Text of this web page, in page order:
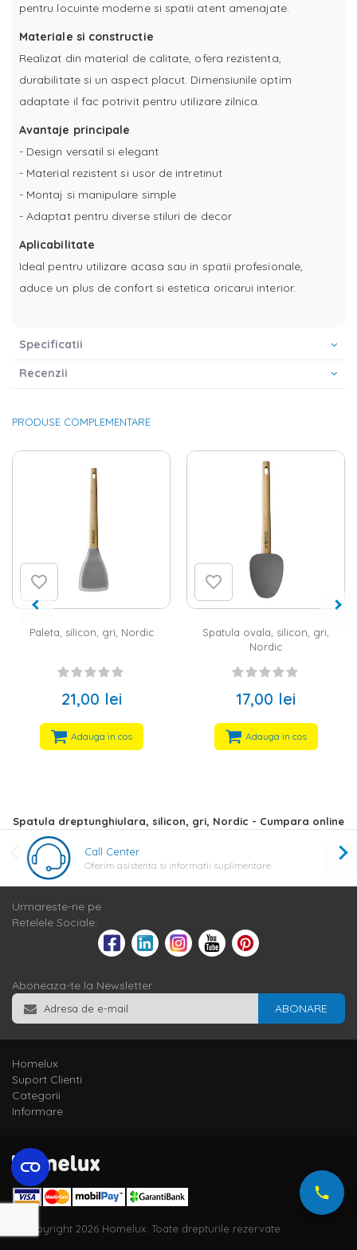
pentru locuinte moderne si spatii atent amenajate.
Materiale si constructie
Realizat din material de calitate, ofera rezistenta,
durabilitate si un aspect placut. Dimensiunile optim
adaptate il fac potrivit pentru utilizare zilnica.
Avantaje principale
- Design versatil si elegant
- Material rezistent si usor de intretinut
- Montaj si manipulare simple
- Adaptat pentru diverse stiluri de decor
Aplicabilitate
Ideal pentru utilizare acasa sau in spatii profesionale,
aduce un plus de confort si estetica oricarui interior.
Specificatii
Recenzii
PRODUSE COMPLEMENTARE
Paleta, silicon, gri, Nordic
21,00 lei
Adauga in cos
Spatula ovala, silicon, gri,
Nordic
17,00 lei
Adauga in cos
Spatula dreptunghiulara, silicon, gri, Nordic - Cumpara online
Call Center
Oferim asistenta si informatii suplimentare
Urmareste-ne pe
Retelele Sociale:
Aboneaza-te la Newsletter
ABONARE
Homelux
Suport Clienti
Categorii
Informare
© Copyright 2026 Homelux. Toate drepturile rezervate.